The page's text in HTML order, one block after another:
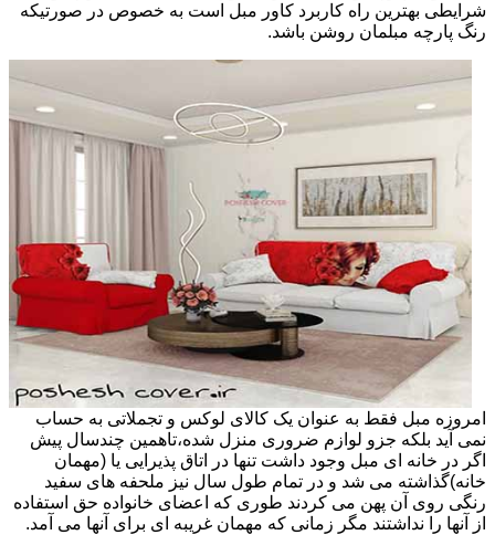
شرایطی بهترین راه کاربرد کاور مبل است به خصوص در صورتیکه
رنگ پارچه مبلمان روشن باشد.
امروزه مبل فقط به عنوان یک کالای لوکس و تجملاتی به حساب
نمی آید بلکه جزو لوازم ضروری منزل شده،تاهمین چندسال پیش
اگر در خانه ای مبل وجود داشت تنها در اتاق پذیرایی یا (مهمان
خانه)گذاشته می شد و در تمام طول سال نیز ملحفه های سفید
رنگی روی آن پهن می کردند طوری که اعضای خانواده حق استفاده
از آنها را نداشتند مگر زمانی که مهمان غریبه ای برای آنها می آمد.